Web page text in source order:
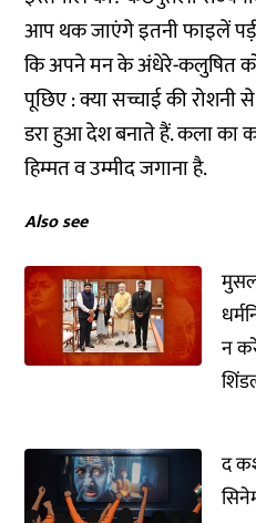
आप थक जाएंगे इतनी फाइलें
कि अपने मन के अंधेरे-कलुषित
पूछिए : क्या सच्चाई की
डरा हुआ देश बनाते हैं. कला का
हिम्मत व उम्मीद जगाना है.
Also see
न
द